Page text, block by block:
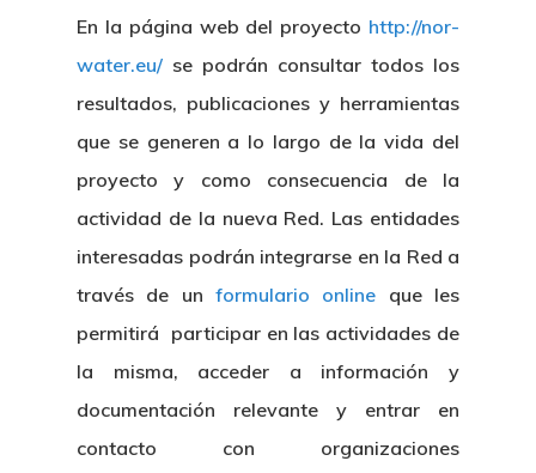
En la página web del proyecto http://nor-
water.eu/ se podrán consultar todos los
resultados, publicaciones y herramientas
que se generen a lo largo de la vida del
proyecto y como consecuencia de la
actividad de la nueva Red. Las entidades
interesadas podrán integrarse en la Red a
través de un formulario online que les
permitirá participar en las actividades de
la misma, acceder a información y
documentación relevante y entrar en
contacto con organizaciones